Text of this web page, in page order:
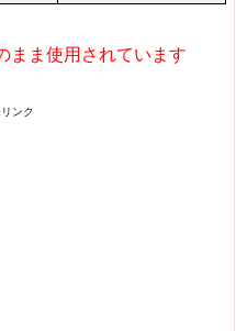
まま使用されています
ンク